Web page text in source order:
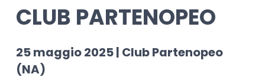
CLUB PARTENOPEO
25 maggio 2025 | Club Partenopeo
(NA)